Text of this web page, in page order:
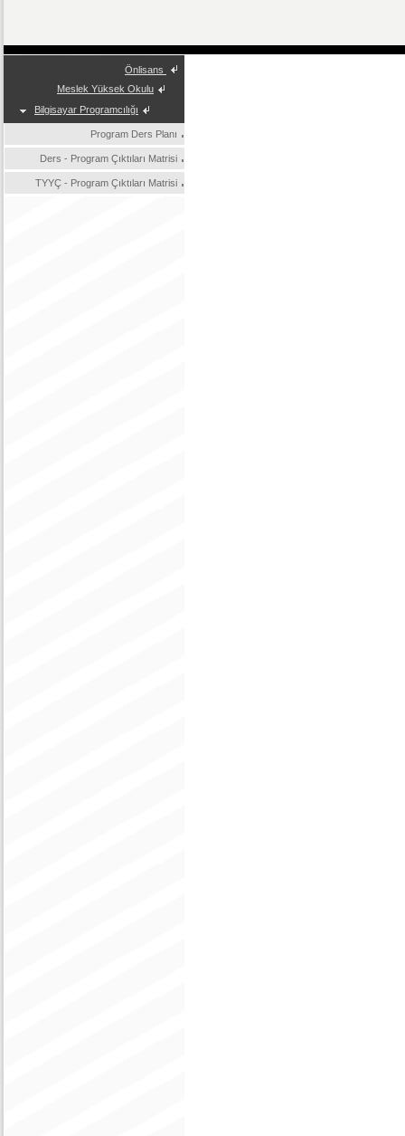
Önlisans
Meslek Yüksek Okulu
Bilgisayar Programcılığı
Program Ders Planı
Ders - Program Çıktıları Matrisi
TYYÇ - Program Çıktıları Matrisi